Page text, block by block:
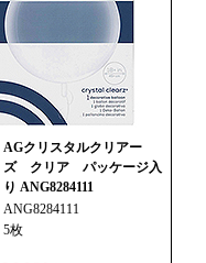
AGクリスタルクリアー
ズ クリア パッケージ入
り ANG8284111
ANG8284111
5枚